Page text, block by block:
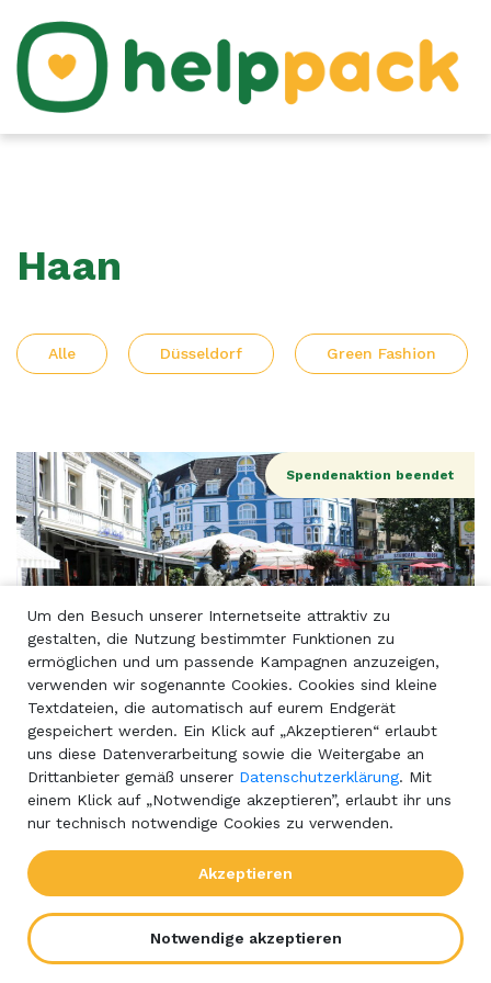
Haan
Alle Düsseldorf Green Fashion
Spendenaktion beendet
Initiativen in deiner Stadt: Haan
Um den Besuch unserer Internetseite attraktiv zu
gestalten, die Nutzung bestimmter Funktionen zu
ermöglichen und um passende Kampagnen anzuzeigen,
verwenden wir sogenannte Cookies. Cookies sind kleine
Textdateien, die automatisch auf eurem Endgerät
gespeichert werden. Ein Klick auf „Akzeptieren“ erlaubt
uns diese Datenverarbeitung sowie die Weitergabe an
Drittanbieter gemäß unserer Datenschutzerklärung. Mit
einem Klick auf „Notwendige akzeptieren”, erlaubt ihr uns
nur technisch notwendige Cookies zu verwenden.
Akzeptieren
Notwendige akzeptieren